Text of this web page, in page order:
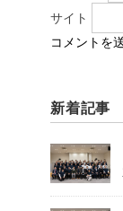
サイト
新着記事